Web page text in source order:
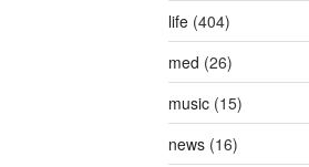
life(404)
med (26)
music(15)
news(16)